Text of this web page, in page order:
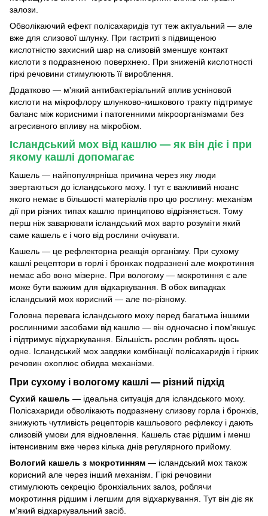
залози.
Обволікаючий ефект полісахаридів тут теж актуальний — але
вже для слизової шлунку. При гастриті з підвищеною
кислотністю захисний шар на слизовій зменшує контакт
кислоти з подразненою поверхнею. При зниженій кислотності
гіркі речовини стимулюють її вироблення.
Додатково — м'який антибактеріальний вплив усніновой
кислоти на мікрофлору шлунково-кишкового тракту підтримує
баланс між корисними і патогенними мікроорганізмами без
агресивного впливу на мікробіом.
Ісландський мох від кашлю — як він діє і при
якому кашлі допомагає
Кашель — найпопулярніша причина через яку люди
звертаються до ісландського моху. І тут є важливий нюанс
якого немає в більшості матеріалів про цю рослину: механізм
дії при різних типах кашлю принципово відрізняється. Тому
перш ніж заварювати ісландський мох варто розуміти який
саме кашель є і чого від рослини очікувати.
Кашель — це рефлекторна реакція організму. При сухому
кашлі рецептори в горлі і бронхах подразнені але мокротиння
немає або воно мізерне. При вологому — мокротиння є але
може бути важким для відхаркування. В обох випадках
ісландський мох корисний — але по-різному.
Головна перевага ісландського моху перед багатьма іншими
рослинними засобами від кашлю — він одночасно і пом'якшує
і підтримує відхаркування. Більшість рослин роблять щось
одне. Ісландський мох завдяки комбінації полісахаридів і гірких
речовин охоплює обидва механізми.
При сухому і вологому кашлі — різний підхід
Сухий кашель — ідеальна ситуація для ісландського моху.
Полісахариди обволікають подразнену слизову горла і бронхів,
знижують чутливість рецепторів кашльового рефлексу і дають
слизовій умови для відновлення. Кашель стає рідшим і менш
інтенсивним вже через кілька днів регулярного прийому.
Вологий кашель з мокротинням — ісландський мох також
корисний але через інший механізм. Гіркі речовини
стимулюють секрецію бронхіальних залоз, роблячи
мокротиння рідшим і легшим для відхаркування. Тут він діє як
м'який відхаркувальний засіб.